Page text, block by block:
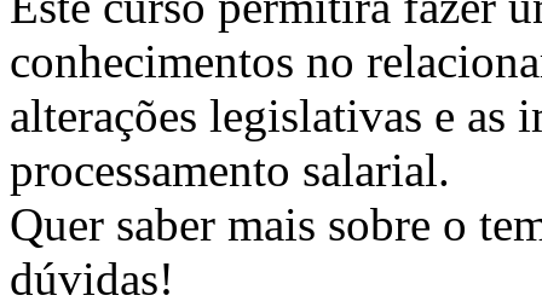
conhecimentos no
alterações legislativas e as
processamento salarial.
Quer saber mais sobre o
dúvidas!